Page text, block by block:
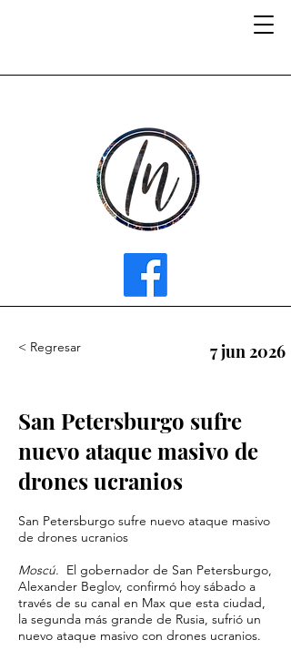
< Regresar 7 jun 2026
San Petersburgo sufre
nuevo ataque masivo de
drones ucranios
San Petersburgo sufre nuevo ataque masivo
de drones ucranios
Moscú. El gobernador de San Petersburgo,
Alexander Beglov, confirmó hoy sábado a
través de su canal en Max que esta ciudad,
la segunda más grande de Rusia, sufrió un
nuevo ataque masivo con drones ucranios.